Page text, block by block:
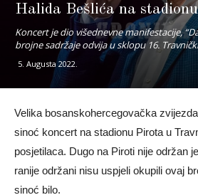
Halida Bešlića na
Koncert je dio višednevne manifestacije,
brojne sadržaje odvija u sklopu 16.
5. Augusta 2022.
Velika bosanskohercegovačka
sinoć koncert na stadionu Pirota u
posjetilaca. Dugo na Piroti nije održan
ranije održani nisu uspjeli okupili ovaj
sinoć bilo.